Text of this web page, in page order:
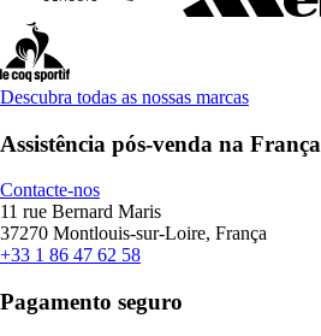
Descubra todas as nossas marcas
Assistência pós-venda na França
Contacte-nos
11 rue Bernard Maris
37270 Montlouis-sur-Loire, França
+33 1 86 47 62 58
Pagamento seguro